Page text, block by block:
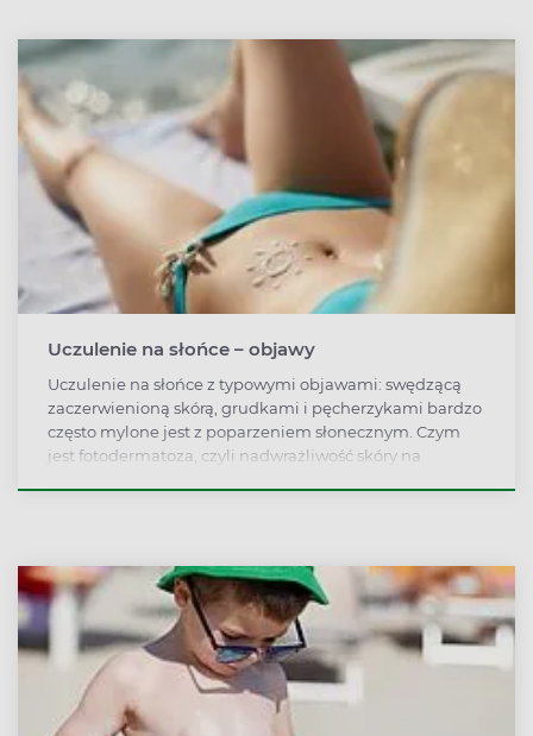
Uczulenie na słońce – objawy
Uczulenie na słońce z typowymi objawami: swędzącą
zaczerwienioną skórą, grudkami i pęcherzykami bardzo
często mylone jest z poparzeniem słonecznym. Czym
jest fotodermatoza, czyli nadwrażliwość skóry na